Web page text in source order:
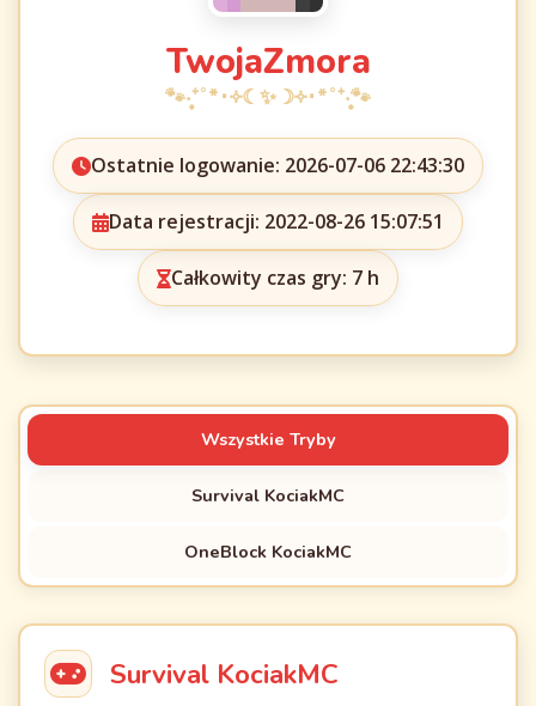
TwojaZmora
Ostatnie logowanie: 2026-07-06 22:43:30
Data rejestracji: 2022-08-26 15:07:51
Całkowity czas gry: 7 h
Wszystkie Tryby
Survival KociakMC
OneBlock KociakMC
Survival KociakMC